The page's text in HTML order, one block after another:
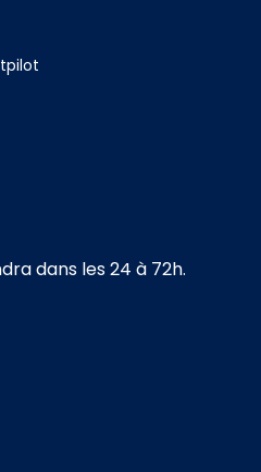
dans les 24 à 72h.